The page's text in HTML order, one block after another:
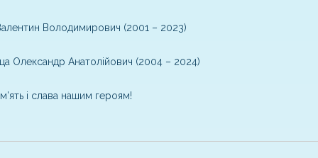
Володимирович (2001 – 2023)
Олександр Анатолійович (2004 – 2024)
і слава нашим героям!